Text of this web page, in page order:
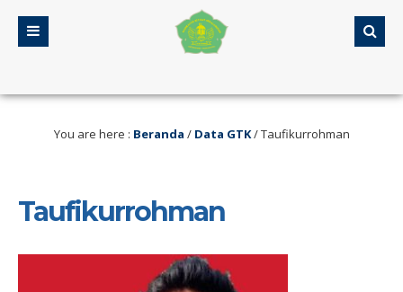
You are here : Beranda / Data GTK/Taufikurrohman
Taufikurrohman